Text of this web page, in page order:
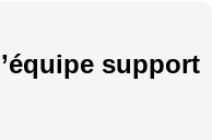
support